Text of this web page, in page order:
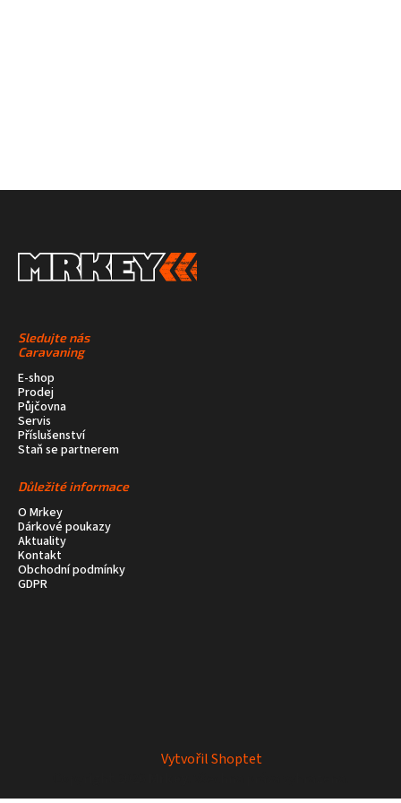
Sledujte nás
Caravaning
E-shop
Prodej
Půjčovna
Servis
Příslušenství
Staň se partnerem
Důležité informace
O Mrkey
Dárkové poukazy
Aktuality
Kontakt
Obchodní podmínky
GDPR
Vytvořil Shoptet